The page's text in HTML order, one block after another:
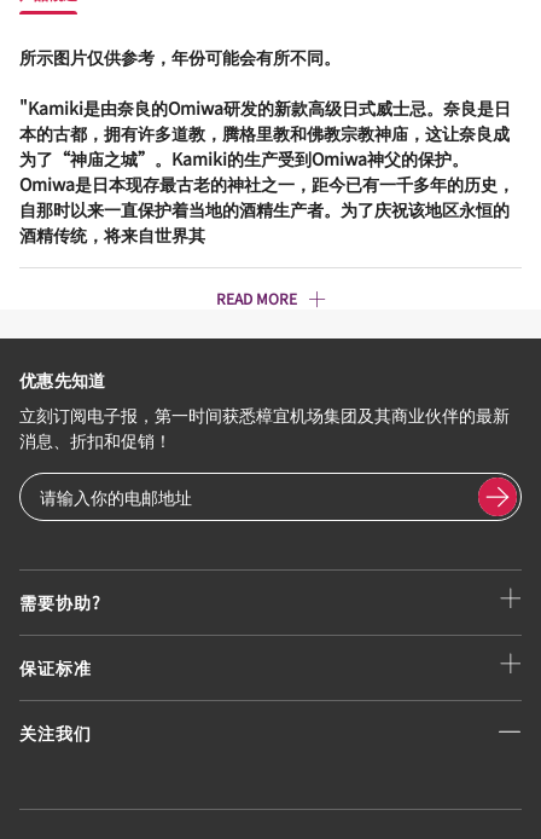
所示图片仅供参考，年份可能会有所不同。
"Kamiki是由奈良的Omiwa研发的新款高级日式威士忌。奈良是日
本的古都，拥有许多道教，腾格里教和佛教宗教神庙，这让奈良成
为了“神庙之城”。Kamiki的生产受到Omiwa神父的保护。
Omiwa是日本现存最古老的神社之一，距今已有一千多年的历史，
自那时以来一直保护着当地的酒精生产者。为了庆祝该地区永恒的
酒精传统，将来自世界其
READ MORE
需要协助?
保证标准
关注我们
优惠先知道
立刻订阅电子报，第一时间获悉樟宜机场集团及其商业伙伴的最新
消息、折扣和促销！